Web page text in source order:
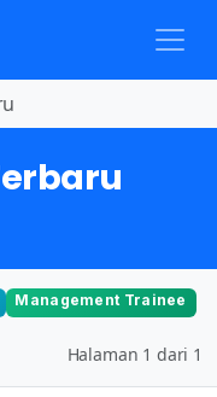
Management Trainee
Halaman 1 dari 1